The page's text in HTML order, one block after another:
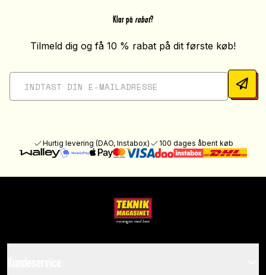
Klar på rabat?
Tilmeld dig og få 10 % rabat på dit første køb!
Hurtig levering (DAO, Instabox) 100 dages åbent køb